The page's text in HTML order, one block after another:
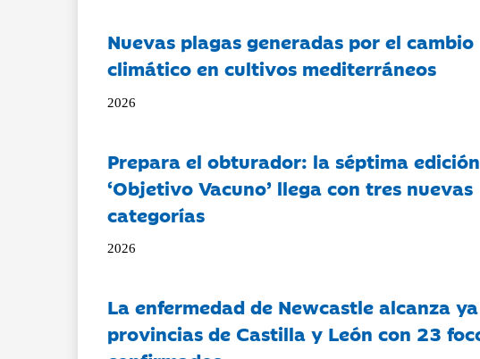
Nuevas plagas generadas por el cambio
climático en cultivos mediterráneos
2026
Prepara el obturador: la séptima
‘Objetivo Vacuno’ llega con tres nuevas
categorías
2026
La enfermedad de Newcastle alcanza
provincias de Castilla y León con 23